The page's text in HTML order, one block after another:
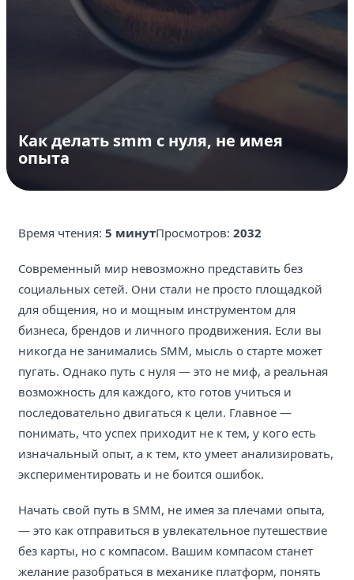
Как делать smm с нуля, не имея
опыта
Время чтения: 5 минутПросмотров: 2032
Современный мир невозможно представить без
социальных сетей. Они стали не просто площадкой
для общения, но и мощным инструментом для
бизнеса, брендов и личного продвижения. Если вы
никогда не занимались SMM, мысль о старте может
пугать. Однако путь с нуля — это не миф, а реальная
возможность для каждого, кто готов учиться и
последовательно двигаться к цели. Главное —
понимать, что успех приходит не к тем, у кого есть
изначальный опыт, а к тем, кто умеет анализировать,
экспериментировать и не боится ошибок.
Начать свой путь в SMM, не имея за плечами опыта,
— это как отправиться в увлекательное путешествие
без карты, но с компасом. Вашим компасом станет
желание разобраться в механике платформ, понять